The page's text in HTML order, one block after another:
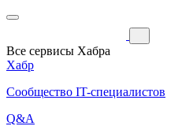
Все сервисы Хабра
Хабр
Сообщество IT-специалистов
Q&A